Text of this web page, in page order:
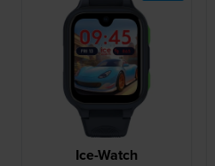
Ice-Watch